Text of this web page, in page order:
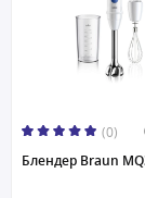
(0)
Блендер Braun